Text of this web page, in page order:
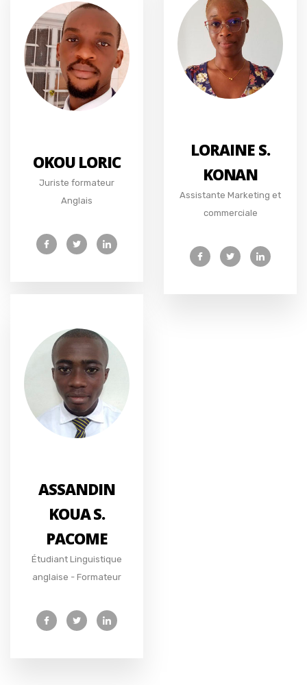
OKOU LORIC
Juriste formateur
Anglais
LORAINE S.
KONAN
Assistante Marketing et
commerciale
ASSANDIN
KOUA S.
PACOME
Étudiant Linguistique
anglaise - Formateur